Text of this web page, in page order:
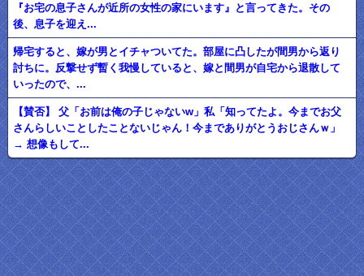
『お宅の息子さんが近所の女性の家にいます』と言ってきた。その
後、息子を迎え...
帰宅すると、嫁が男とイチャついてた。部屋に凸したが間男から返り
討ちに。反撃せず暫く我慢していると、嫁と間男が自宅から退散して
いったので、...
【賛否】 父「お前は俺の子じゃないw」私「知ってたよ。今までお父
さんらしいことしたことないじゃん！今までありがとうおじさんｗ」
→ 想像もして...